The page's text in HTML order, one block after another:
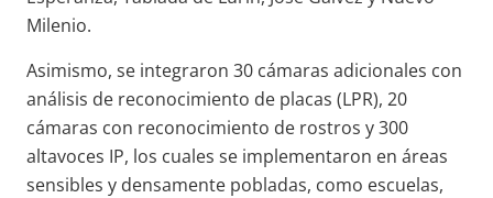
Milenio.
Asimismo, se integraron 30 cámaras adicionales con
análisis de reconocimiento de placas (LPR), 20
cámaras con reconocimiento de rostros y 300
altavoces IP, los cuales se implementaron en áreas
sensibles y densamente pobladas, como escuelas,